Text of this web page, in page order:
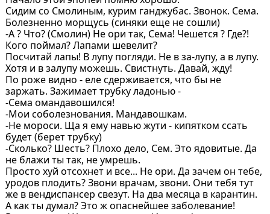
Сидим со Смолиным, курим ганджубас. Звонок. Сема.
Болезненно морщусь (синяки еще не сошли)
-А ? Что? (Смолин) Не ори так, Сема! Чешется ? Где?!
Кого поймал? Лапами шевелит?
Посчитай лапы! В лупу погляди. Не в за-лупу, а в лупу.
Хотя и в залупу можешь. Свистнуть. Давай, жду!
По роже видно - еле сдерживается, что бы не
заржать. Зажимает трубку ладонью -
-Сема омандавошился!
-Мои соболезнования. Мандавошкам.
-Не мороси. Ща я ему навью жути - кипятком ссать
будет (берет трубку)
-Сколько? Шесть? Плохо дело, Сем. Это ядовитые. Да
не блажи ты так, не умрешь.
Просто хуй отсохнет и все... Не ори. Да зачем он тебе,
уродов плодить? Звони врачам, звони. Они тебя тут
же в вендиспансер свезут. На два месяца в карантин.
А как ты думал? Это ж опаснейшее заболевание!